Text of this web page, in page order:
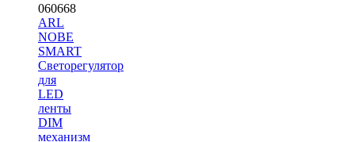
060668
ARL
NOBE
SMART
Светорегулятор
для
LED
ленты
DIM
механизм